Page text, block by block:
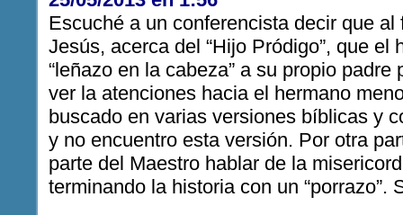
Escuché a un conferencista decir que
Jesús, acerca del “Hijo Pródigo”, que el
“leñazo en la cabeza” a su propio
ver la atenciones hacia el hermano
buscado en varias versiones bíblicas y
y no encuentro esta versión. Por otra
parte del Maestro hablar de la
terminando la historia con un “porrazo”.